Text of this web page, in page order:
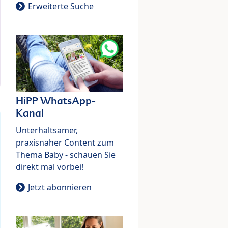
Erweiterte Suche
HiPP WhatsApp-
Kanal
Unterhaltsamer,
praxisnaher Content zum
Thema Baby - schauen Sie
direkt mal vorbei!
Jetzt abonnieren